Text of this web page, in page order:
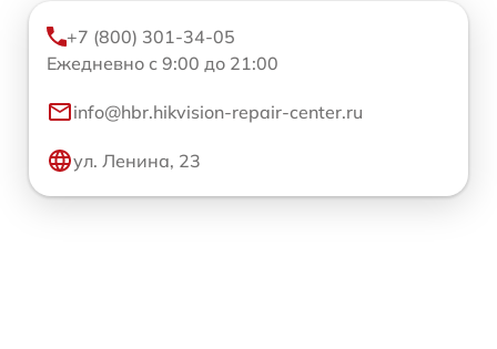
+7 (800) 301-34-05
Ежедневно с 9:00 до 21:00
info@hbr.hikvision-repair-center.ru
ул. Ленина, 23